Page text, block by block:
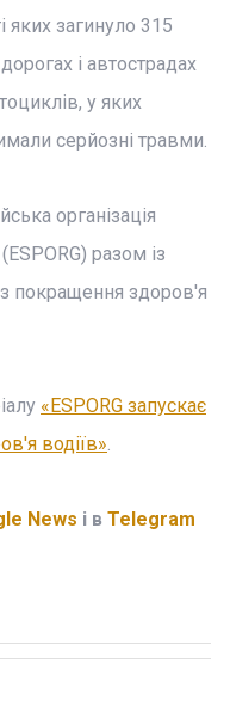
яких загинуло 315
і автострадах
у яких
серйозні травми.
організація
разом із
покращення здоров'я
«ESPORG запускає
водіїв».
News і в Telegram